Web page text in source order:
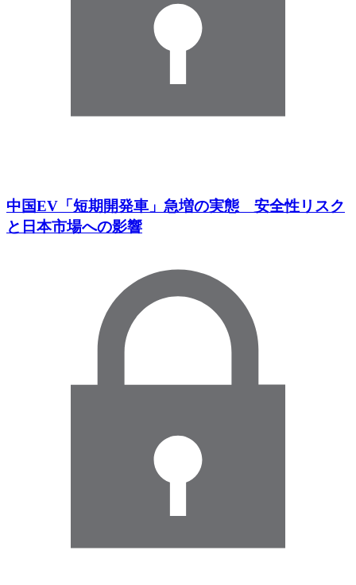
中国EV「短期開発車」急増の実態 安全性リスク
と日本市場への影響